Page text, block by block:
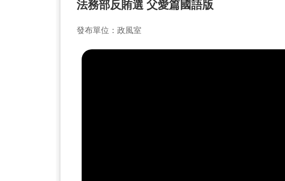
法務部反賄選 父愛篇國語版
發布單位：政風室